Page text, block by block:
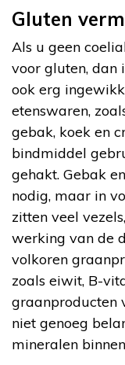
Gluten
Als u geen
voor gluten, dan
ook erg
etenswaren,
gebak, koek en
bindmiddel
gehakt. Gebak
nodig, maar in
zitten veel
werking van de
volkoren
zoals eiwit, B-
graanproducten
niet genoeg
mineralen